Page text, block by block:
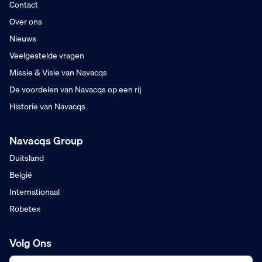
Contact
Over ons
Nieuws
Veelgestelde vragen
Missie & Visie van Navacqs
De voordelen van Navacqs op een rij
Historie van Navacqs
Navacqs Group
Duitsland
België
Internationaal
Robetex
Volg Ons